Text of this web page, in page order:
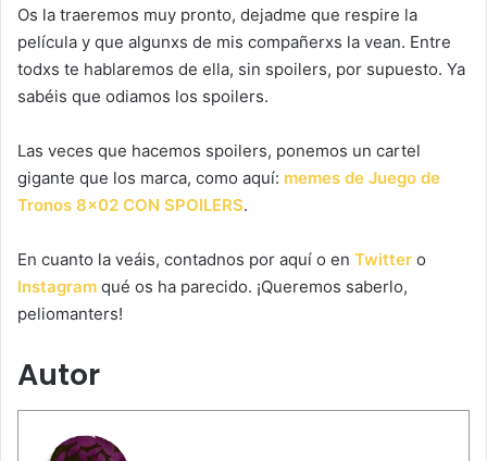
Os la traeremos muy pronto, dejadme que respire la
película y que algunxs de mis compañerxs la vean. Entre
todxs te hablaremos de ella, sin spoilers, por supuesto. Ya
sabéis que odiamos los spoilers.
Las veces que hacemos spoilers, ponemos un cartel
gigante que los marca, como aquí: memes de Juego de
Tronos 8×02 CON SPOILERS.
En cuanto la veáis, contadnos por aquí o en Twitter o
Instagram qué os ha parecido. ¡Queremos saberlo,
peliomanters!
Autor